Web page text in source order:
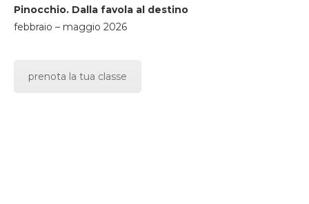
Pinocchio. Dalla favola al destino
febbraio – maggio 2026
prenota la tua classe